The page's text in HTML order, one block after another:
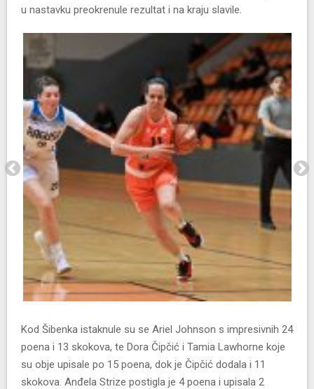
u nastavku preokrenule rezultat i na kraju slavile.
Kod Šibenka istaknule su se Ariel Johnson s impresivnih 24
poena i 13 skokova, te Dora Čipčić i Tamia Lawhorne koje
su obje upisale po 15 poena, dok je Čipčić dodala i 11
skokova. Anđela Strize postigla je 4 poena i upisala 2